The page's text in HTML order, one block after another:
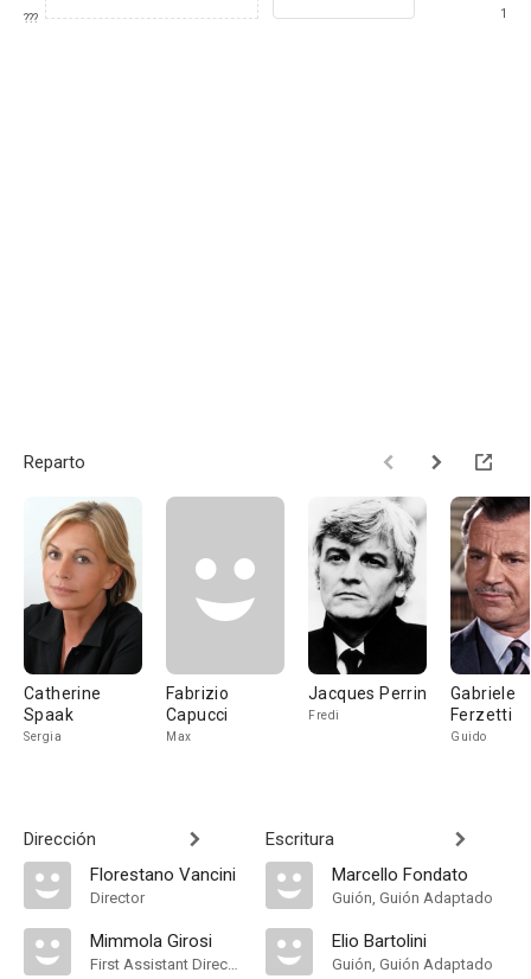
???
1
Reparto
Catherine
Spaak
Sergia
Fabrizio
Capucci
Max
Jacques Perrin
Fredi
Gabriele
Ferzetti
Guido
Dirección
Florestano Vancini
Director
Mimmola Girosi
First Assistant Director
Escritura
Marcello Fondato
Guión, Guión Adaptado
Elio Bartolini
Guión, Guión Adaptado